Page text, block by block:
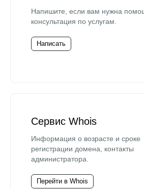
Напишите, если вам нужна
консультация по услугам.
Написать
Сервис Whois
Информация о возрасте и сроке
регистрации домена, контакты
администратора.
Перейти в Whois